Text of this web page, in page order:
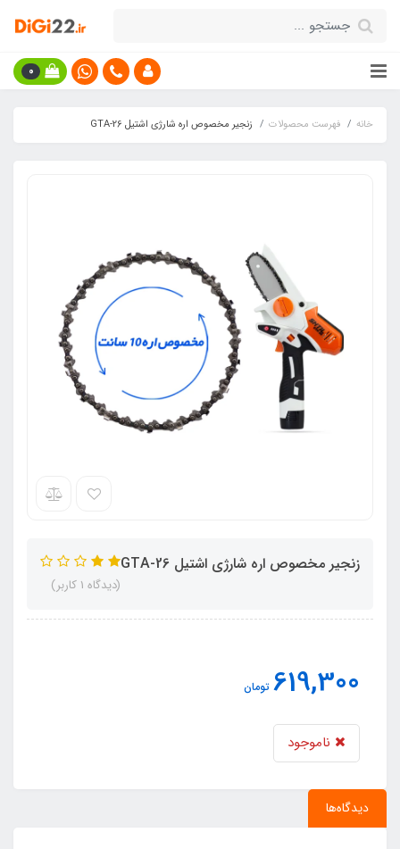
0
خانه فهرست محصولات زنجیر مخصوص اره شارژی اشتیل GTA-26
زنجیر مخصوص اره شارژی اشتیل GTA-26
(دیدگاه 1 کاربر)
619,300 تومان
ناموجود
دیدگاه‌ها